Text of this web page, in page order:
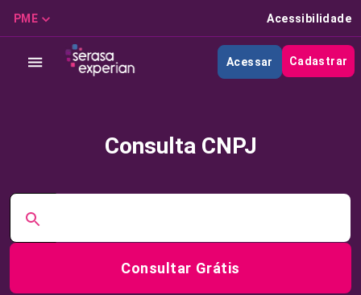
PME Acessibilidade
Acessar Cadastrar
Consulta CNPJ
Consultar Grátis